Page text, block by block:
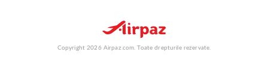
Copyright 2026 Airpaz.com. Toate drepturile rezervate.